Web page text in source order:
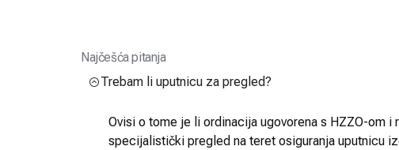
Najčešća pitanja
Trebam li uputnicu za pregled?
Ovisi o tome je li ordinacija ugovorena s HZZO-om
specijalistički pregled na teret osiguranja uputnicu